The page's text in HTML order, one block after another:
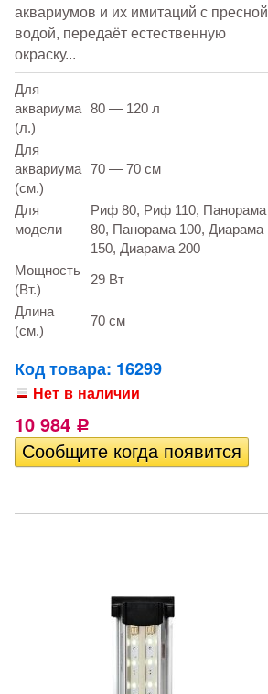
аквариумов и их имитаций с пресной
водой, передаёт естественную
окраску...
Для
аквариума
(л.)
80 — 120 л
Для
аквариума
(см.)
70 — 70 см
Для
модели
Риф 80, Риф 110, Панорама
80, Панорама 100, Диарама
150, Диарама 200
Мощность
(Вт.)
29 Вт
Длина
(см.)
70 см
Код товара: 16299
Нет в наличии
10 984 Р